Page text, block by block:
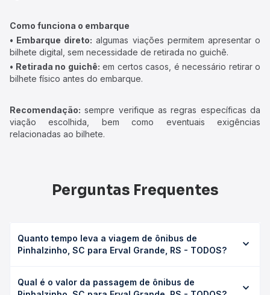
Como funciona o embarque
• Embarque direto: algumas viações permitem apresentar o
bilhete digital, sem necessidade de retirada no guichê.
• Retirada no guichê: em certos casos, é necessário retirar o
bilhete físico antes do embarque.
Recomendação: sempre verifique as regras específicas da
viação escolhida, bem como eventuais exigências
relacionadas ao bilhete.
Perguntas Frequentes
Quanto tempo leva a viagem de ônibus de
Pinhalzinho, SC para Erval Grande, RS - TODOS?
RS - TODOS leva em média 2h 54min, podendo variar
Qual é o valor da passagem de ônibus de